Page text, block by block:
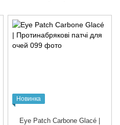
Новинка
Eye Patch Carbone Glacé |